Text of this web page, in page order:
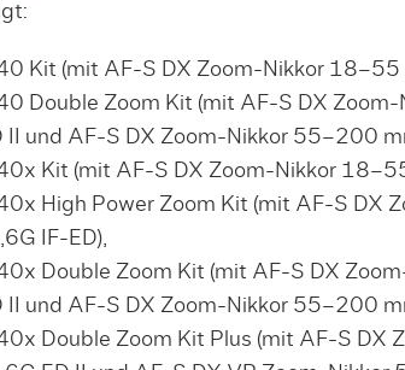
Kit (mit AF-S DX Zoom-Nikkor
Double Zoom Kit (mit AF-S DX
II und AF-S DX Zoom-Nikkor 55–200
Kit (mit AF-S DX Zoom-Nikkor
High Power Zoom Kit (mit AF-S DX
IF-ED),
Double Zoom Kit (mit AF-S DX
II und AF-S DX Zoom-Nikkor 55–200
Double Zoom Kit Plus (mit AF-S DX